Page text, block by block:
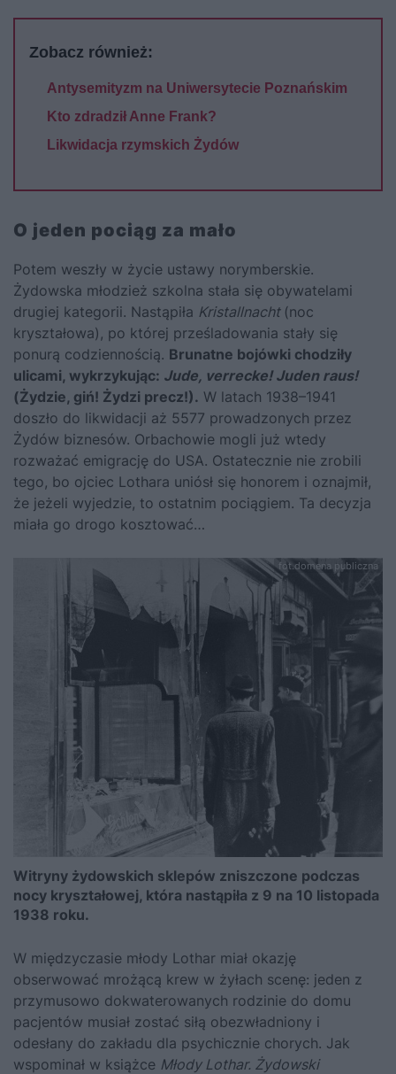
Zobacz również:
Antysemityzm na Uniwersytecie Poznańskim
Kto zdradził Anne Frank?
Likwidacja rzymskich Żydów
O jeden pociąg za mało
Potem weszły w życie ustawy norymberskie.
Żydowska młodzież szkolna stała się obywatelami
drugiej kategorii. Nastąpiła Kristallnacht (noc
kryształowa), po której prześladowania stały się
ponurą codziennością. Brunatne bojówki chodziły
ulicami, wykrzykując: Jude, verrecke! Juden raus!
(Żydzie, giń! Żydzi precz!). W latach 1938–1941
doszło do likwidacji aż 5577 prowadzonych przez
Żydów biznesów. Orbachowie mogli już wtedy
rozważać emigrację do USA. Ostatecznie nie zrobili
tego, bo ojciec Lothara uniósł się honorem i oznajmił,
że jeżeli wyjedzie, to ostatnim pociągiem. Ta decyzja
miała go drogo kosztować…
fot.domena publiczna
Witryny żydowskich sklepów zniszczone podczas
nocy kryształowej, która nastąpiła z 9 na 10 listopada
1938 roku.
W międzyczasie młody Lothar miał okazję
obserwować mrożącą krew w żyłach scenę: jeden z
przymusowo dokwaterowanych rodzinie do domu
pacjentów musiał zostać siłą obezwładniony i
odesłany do zakładu dla psychicznie chorych. Jak
wspominał w książce Młody Lothar. Żydowski